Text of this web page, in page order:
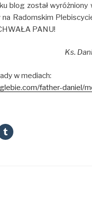
blog został wyróżniony
Radomskim
PANU!
Ks.
w mediach:
father-daniel/
C
l